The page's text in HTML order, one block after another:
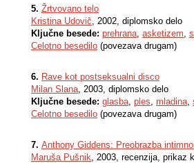
5. Žrtvovano telo
Kristina Udovič, 2002, diplomsko delo
Ključne besede: prehrana, asketizem,
Celotno besedilo (povezava drugam)
6. Rave kot postseksualni disco
Milan Slana, 2003, diplomsko delo
Ključne besede: glasba, ples, mladina,
Celotno besedilo (povezava drugam)
7. Anthony Giddens: Preobrazba
Maruša Pušnik, 2003, recenzija, prikaz